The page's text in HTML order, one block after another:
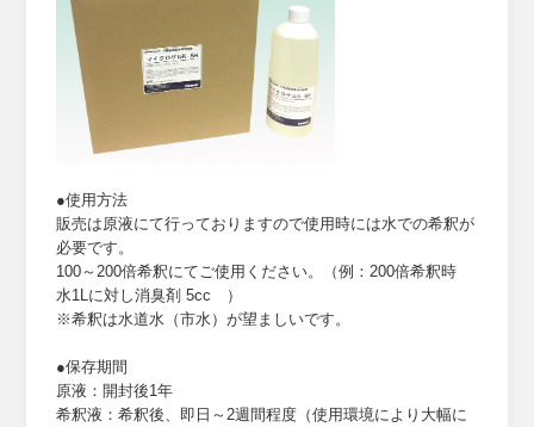
●使用方法
販売は原液にて行っておりますので使用時には水での希釈が
必要です。
100～200倍希釈にてご使用ください。（例：200倍希釈時
水1Lに対し消臭剤 5cc ）
※希釈は水道水（市水）が望ましいです。
●保存期間
原液：開封後1年
希釈液：希釈後、即日～2週間程度（使用環境により大幅に